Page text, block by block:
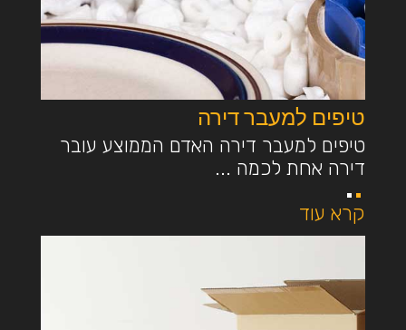
טיפים למעבר דירה
טיפים למעבר דירה האדם הממוצע עובר
דירה אחת לכמה ...
קרא עוד